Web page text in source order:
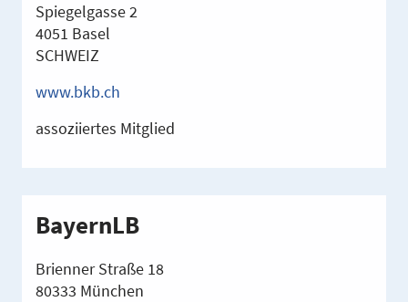
Spiegelgasse 2
4051 Basel
SCHWEIZ
www.bkb.ch
assoziiertes Mitglied
BayernLB
Brienner Straße 18
80333 München